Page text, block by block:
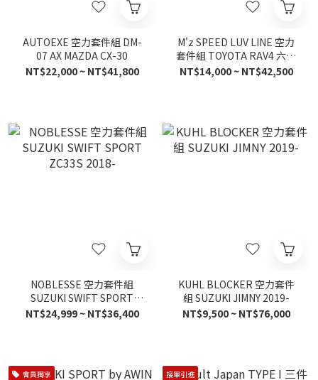
AUTOEXE 空力套件組 DM-
07 AX MAZDA CX-30
NT$22,000 ~ NT$41,800
M'z SPEED LUV LINE 空力
套件組 TOYOTA RAV4 六代
2026-
NT$14,000 ~ NT$42,500
NOBLESSE 空力套件組
SUZUKI SWIFT SPORT
ZC33S 2018-
NT$24,999 ~ NT$36,400
KUHL BLOCKER 空力套件
組 SUZUKI JIMNY 2019-
NT$9,500 ~ NT$76,000
會員獨享 接單引進